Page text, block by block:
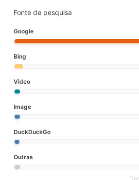
Fonte de pesquisa
Google
Bing
Video
Image
DuckDuckGo
Outras